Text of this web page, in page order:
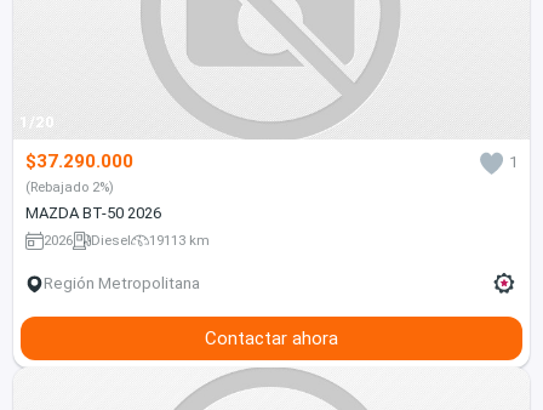
1/20
$37.290.000 1
(Rebajado 2%)
MAZDA BT-50 2026
2026 Diesel 19113 km
Región Metropolitana
Contactar ahora